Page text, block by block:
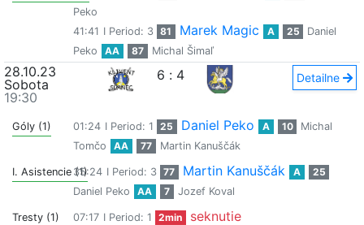
Peko
41:41 I Period: 3 81 Marek Magic A 25
Daniel
Peko
AA 87 Michal Šimaľ
28.10.23
Sobota
19:30
6 : 4 Detailne
Góly (1) 01:24 I Period: 1 25 Daniel Peko A 10
Michal
Tomčo
AA 77 Martin Kanuščák
I. Asistencie (1)35:24 I Period: 3 77 Martin Kanuščák A
25
Daniel Peko
AA 7 Jozef Koval
Tresty (1) 07:17 I Period: 1 2min
seknutie